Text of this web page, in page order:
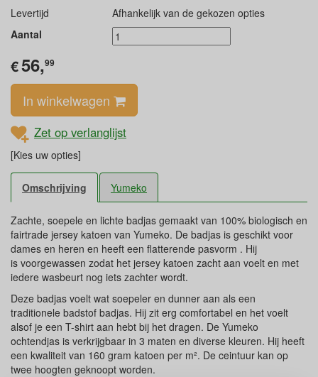
Levertijd
Afhankelijk van de gekozen opties
Aantal
€56,99
In winkelwagen
Zet op verlanglijst
[Kies uw opties]
Omschrijving Yumeko
Zachte, soepele en lichte badjas gemaakt van 100% biologisch en
fairtrade jersey katoen van Yumeko. De badjas is geschikt voor
dames en heren en heeft een flatterende pasvorm . Hij
is voorgewassen zodat het jersey katoen zacht aan voelt en met
iedere wasbeurt nog iets zachter wordt.
Deze badjas voelt wat soepeler en dunner aan als een
traditionele badstof badjas. Hij zit erg comfortabel en het voelt
alsof je een T-shirt aan hebt bij het dragen. De Yumeko
ochtendjas is verkrijgbaar in 3 maten en diverse kleuren. Hij heeft
een kwaliteit van 160 gram katoen per m². De ceintuur kan op
twee hoogten geknoopt worden.